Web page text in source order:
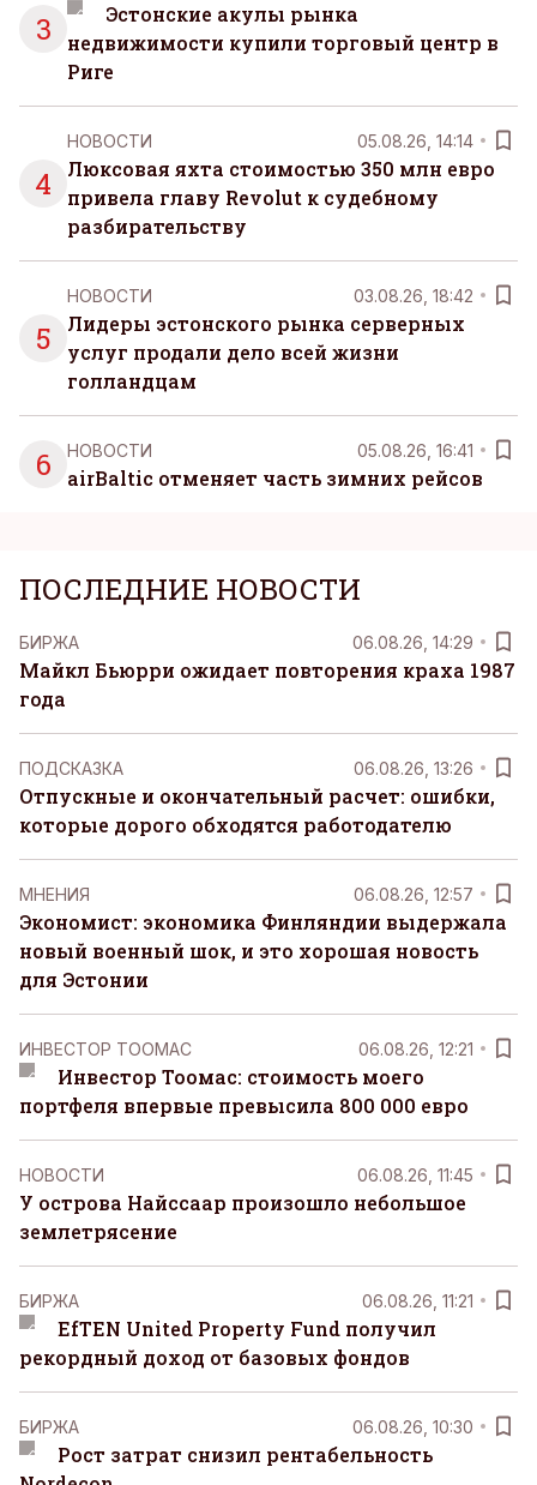
3
Эстонские акулы рынка
недвижимости купили торговый центр в
Риге
4
НОВОСТИ 05.08.26, 14:14
Люксовая яхта стоимостью 350 млн евро
привела главу Revolut к судебному
разбирательству
5
НОВОСТИ 03.08.26, 18:42
Лидеры эстонского рынка серверных
услуг продали дело всей жизни
голландцам
6 НОВОСТИ 05.08.26, 16:41
airBaltic отменяет часть зимних рейсов
ПОСЛЕДНИЕ НОВОСТИ
БИРЖА 06.08.26, 14:29
Майкл Бьюрри ожидает повторения краха 1987
года
ПОДСКАЗКА 06.08.26, 13:26
Отпускные и окончательный расчет: ошибки,
которые дорого обходятся работодателю
MНЕНИЯ 06.08.26, 12:57
Экономист: экономика Финляндии выдержала
новый военный шок, и это хорошая новость
для Эстонии
ИНВЕСТОР ТООМАС 06.08.26, 12:21
Инвестор Тоомас: стоимость моего
портфеля впервые превысила 800 000 евро
НОВОСТИ 06.08.26, 11:45
У острова Найссаар произошло небольшое
землетрясение
БИРЖА 06.08.26, 11:21
EfTEN United Property Fund получил
рекордный доход от базовых фондов
БИРЖА 06.08.26, 10:30
Рост затрат снизил рентабельность